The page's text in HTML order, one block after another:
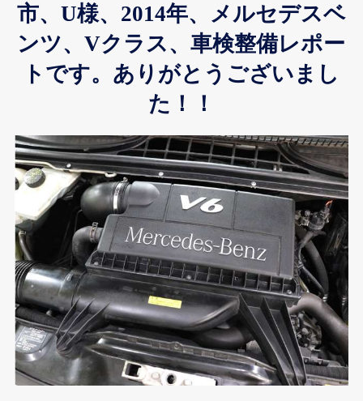
市、U様、2014年、メルセデスベ
ンツ、Vクラス、車検整備レポー
トです。ありがとうございまし
た！！